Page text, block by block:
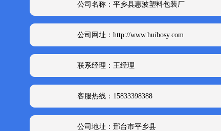
公司名称：平乡县惠波塑料包装厂
公司网址：http://www.huibosy.com
联系经理：王经理
客服热线：15833398388
公司地址：邢台市平乡县